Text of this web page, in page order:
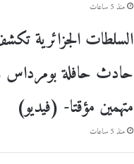
منذ 5 ساعات
السلطات الجزائرية
متهمين مؤقتا- (فيديو)
منذ 5 ساعات